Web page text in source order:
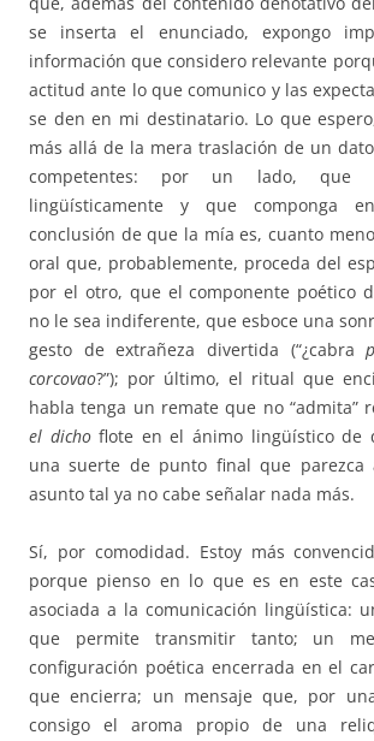
se inserta el enunciado, expongo
información que considero relevante
actitud ante lo que comunico y las
se den en mi destinatario. Lo que
más allá de la mera traslación de un
competentes: por un lado, que
lingüísticamente y que componga
conclusión de que la mía es, cuanto
oral que, probablemente, proceda del
por el otro, que el componente poético
no le sea indiferente, que esboce una
gesto de extrañeza divertida (“¿cabra
corcovao?”); por último, el ritual que
habla tenga un remate que no “admita”
el dichoflote en el ánimo lingüístico de
una suerte de punto final que parezca
asunto tal ya no cabe señalar nada más.
Sí, por comodidad. Estoy más
porque pienso en lo que es en este
asociada a la comunicación lingüística:
que permite transmitir tanto; un
configuración poética encerrada en el
que encierra; un mensaje que, por
consigo el aroma propio de una